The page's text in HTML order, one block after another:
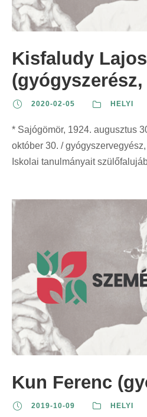
Kisfaludy Lajos
2020-02-05 HELYI
* Sajógömör, 1924. augusztus
október 30. /
Iskolai tanulmányait
Kun Ferenc
2019-10-09 HELYI